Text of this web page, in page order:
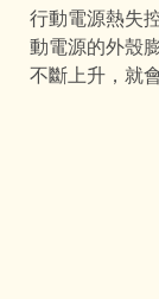
行動電源熱失
動電源的外殼
不斷上升，就